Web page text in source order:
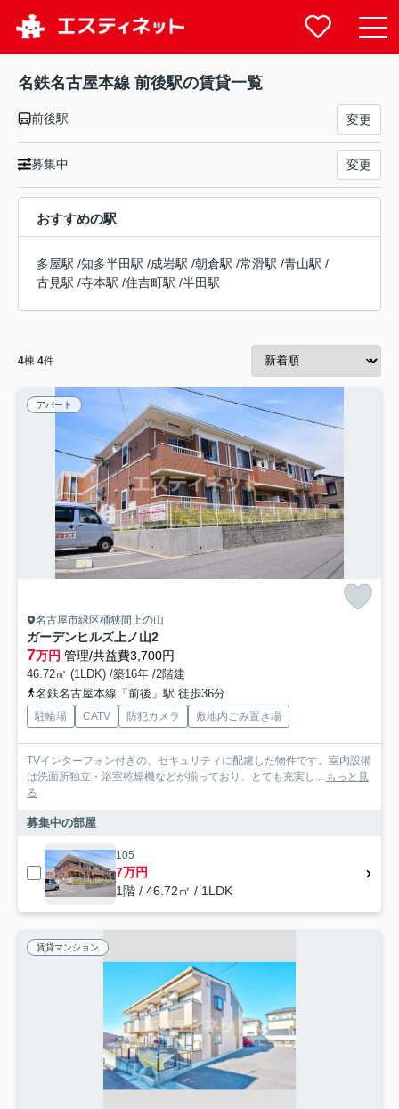
名鉄名古屋本線 前後駅の賃貸一覧
前後駅 変更
募集中 変更
おすすめの駅
多屋駅 /知多半田駅 /成岩駅 /朝倉駅 /常滑駅 /青山駅 /
古見駅 /寺本駅 /住吉町駅 /半田駅
4棟 4件
アパート
名古屋市緑区桶狭間上の山
ガーデンヒルズ上ノ山2
7万円 管理/共益費3,700円
46.72㎡ (1LDK) /築16年 /2階建
名鉄名古屋本線「前後」駅 徒歩36分
駐輪場 CATV 防犯カメラ 敷地内ごみ置き場
TVインターフォン付きの、セキュリティに配慮した物件です。室内設備
は洗面所独立・浴室乾燥機などが揃っており、とても充実し...
もっと見
る
募集中の部屋
105
7万円
1階 / 46.72㎡ / 1LDK
賃貸マンション